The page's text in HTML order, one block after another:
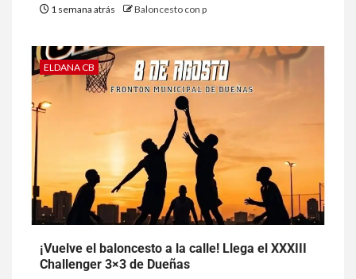
1 semana atrás Baloncesto con p
ELDANA CB
¡Vuelve el baloncesto a la calle! Llega el XXXIII
Challenger 3×3 de Dueñas